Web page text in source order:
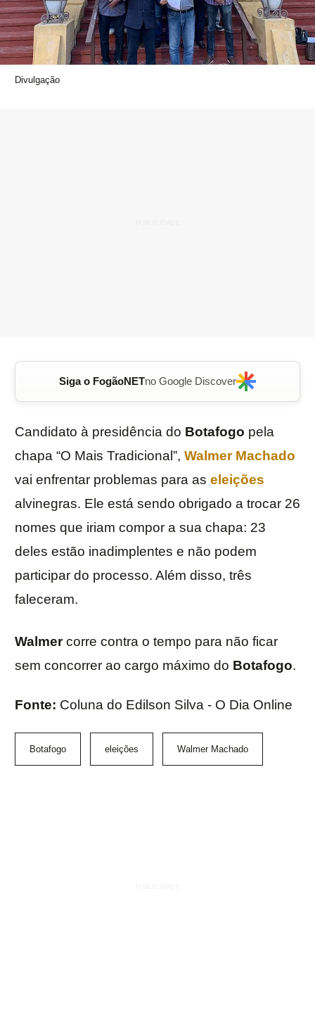
Divulgação
Siga o FogãoNETno Google Discover
Candidato à presidência do Botafogo pela
chapa “O Mais Tradicional”, Walmer Machado
vai enfrentar problemas para as eleições
alvinegras. Ele está sendo obrigado a trocar 26
nomes que iriam compor a sua chapa: 23
deles estão inadimplentes e não podem
participar do processo. Além disso, três
faleceram.
Walmercorre contra o tempo para não ficar
sem concorrer ao cargo máximo do Botafogo.
Fonte: Coluna do Edilson Silva - O Dia Online
Botafogo eleições Walmer Machado